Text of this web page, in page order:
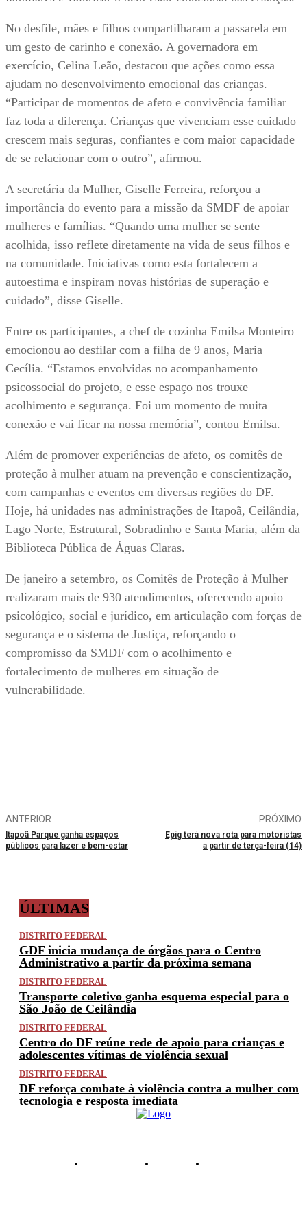
No desfile, mães e filhos compartilharam a passarela em
um gesto de carinho e conexão. A governadora em
exercício, Celina Leão, destacou que ações como essa
ajudam no desenvolvimento emocional das crianças.
“Participar de momentos de afeto e convivência familiar
faz toda a diferença. Crianças que vivenciam esse cuidado
crescem mais seguras, confiantes e com maior capacidade
de se relacionar com o outro”, afirmou.
A secretária da Mulher, Giselle Ferreira, reforçou a
importância do evento para a missão da SMDF de apoiar
mulheres e famílias. “Quando uma mulher se sente
acolhida, isso reflete diretamente na vida de seus filhos e
na comunidade. Iniciativas como esta fortalecem a
autoestima e inspiram novas histórias de superação e
cuidado”, disse Giselle.
Entre os participantes, a chef de cozinha Emilsa Monteiro
emocionou ao desfilar com a filha de 9 anos, Maria
Cecília. “Estamos envolvidas no acompanhamento
psicossocial do projeto, e esse espaço nos trouxe
acolhimento e segurança. Foi um momento de muita
conexão e vai ficar na nossa memória”, contou Emilsa.
Além de promover experiências de afeto, os comitês de
proteção à mulher atuam na prevenção e conscientização,
com campanhas e eventos em diversas regiões do DF.
Hoje, há unidades nas administrações de Itapoã, Ceilândia,
Lago Norte, Estrutural, Sobradinho e Santa Maria, além da
Biblioteca Pública de Águas Claras.
De janeiro a setembro, os Comitês de Proteção à Mulher
realizaram mais de 930 atendimentos, oferecendo apoio
psicológico, social e jurídico, em articulação com forças de
segurança e o sistema de Justiça, reforçando o
compromisso da SMDF com o acolhimento e
fortalecimento de mulheres em situação de
vulnerabilidade.
ANTERIOR
Itapoã Parque ganha espaços
públicos para lazer e bem-estar
PRÓXIMO
Epíg terá nova rota para motoristas
a partir de terça-feira (14)
ÚLTIMAS
DISTRITO FEDERAL
GDF inicia mudança de órgãos para o Centro
Administrativo a partir da próxima semana
DISTRITO FEDERAL
Transporte coletivo ganha esquema especial para o
São João de Ceilândia
DISTRITO FEDERAL
Centro do DF reúne rede de apoio para crianças e
adolescentes vítimas de violência sexual
DISTRITO FEDERAL
DF reforça combate à violência contra a mulher com
tecnologia e resposta imediata